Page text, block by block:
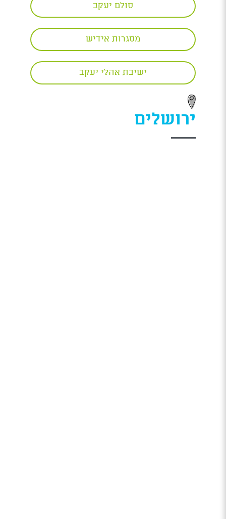
סולם יעקב
מסגרות אידיש
ישיבת אהלי יעקב
ירושלים